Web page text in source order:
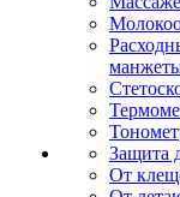
Защита
От